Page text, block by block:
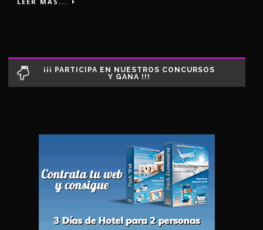
¡¡¡ PARTICIPA EN NUESTROS CONCURSOS
Y GANA !!!